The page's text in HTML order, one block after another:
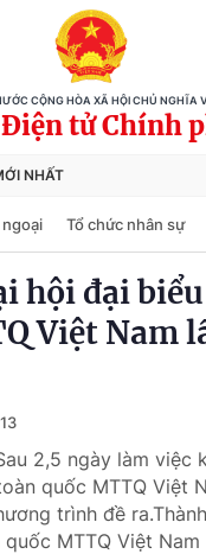
CỘNG HÒA XÃ HỘI CHỦ NGHĨA
tử Chính
NHẤT
Tổ chức nhân sự
hội đại
Việt Nam
2,5 ngày làm việc
quốc MTTQ Việt
trình đề
MTTQ Việt Nam